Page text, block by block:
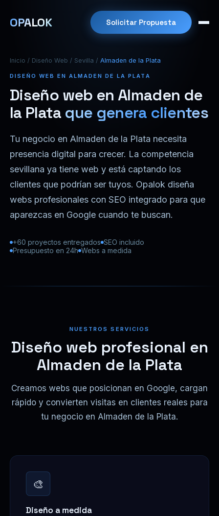
OPALOK Solicitar Propuesta
Inicio / Diseño Web / Sevilla / Almaden de la Plata
DISEÑO WEB EN ALMADEN DE LA PLATA
Diseño web en Almaden de
la Plata que genera clientes
Tu negocio en Almaden de la Plata necesita
presencia digital para crecer. La competencia
sevillana ya tiene web y está captando los
clientes que podrían ser tuyos. Opalok diseña
webs profesionales con SEO integrado para que
aparezcas en Google cuando te buscan.
+60 proyectos entregados SEO incluido
Presupuesto en 24h Webs a medida
NUESTROS SERVICIOS
Diseño web profesional en
Almaden de la Plata
Creamos webs que posicionan en Google, cargan
rápido y convierten visitas en clientes reales para
tu negocio en Almaden de la Plata.
🎨
Diseño a medida